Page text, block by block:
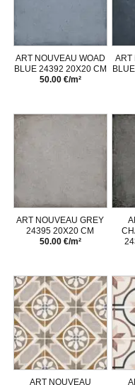
ART NOUVEAU WOAD
BLUE 24392 20X20 CM
50.00 €/m²
ART
ART NOUVEAU GREY
24395 20X20 CM
50.00 €/m²
ART NOUVEAU